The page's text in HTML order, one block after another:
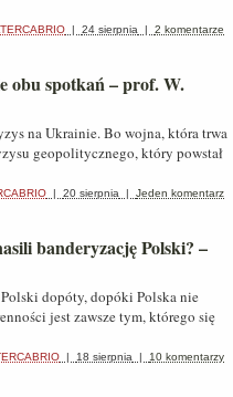
| 24 sierpnia | 2 komentarze
obu spotkań – prof. W.
na Ukrainie. Bo wojna, która trwa
geopolitycznego, który powstał
| 20 sierpnia | Jeden komentarz
banderyzację Polski? –
dopóty, dopóki Polska nie
jest zawsze tym, którego się
| 18 sierpnia | 10 komentarzy